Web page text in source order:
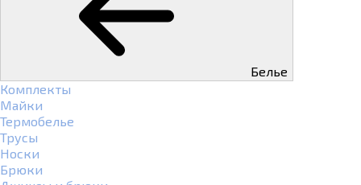
Белье
Комплекты
Майки
Термобелье
Трусы
Носки
Брюки